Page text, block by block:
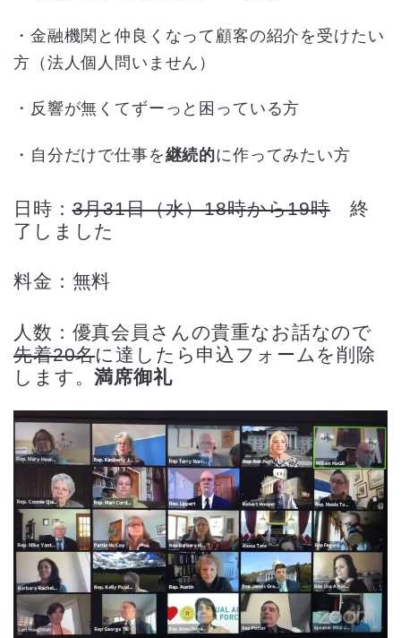
・金融機関と仲良くなって顧客の紹介を受けたい
方（法人個人問いません）
・反響が無くてずーっと困っている方
・自分だけで仕事を継続的に作ってみたい方
日時：3月31日（水）18時から19時終
了しました
料金：無料
人数：優真会員さんの貴重なお話なので
先着20名に達したら申込フォームを削除
します。満席御礼